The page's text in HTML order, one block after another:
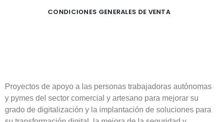
CONDICIONES GENERALES DE VENTA
Proyectos de apoyo a las personas trabajadoras autónomas
y pymes del sector comercial y artesano para mejorar su
grado de digitalización y la implantación de soluciones para